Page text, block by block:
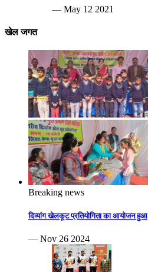
— May 12 2021
खेल जगत
Breaking news
दिव्यांग खेलकूट प्रतियोगिता का आयोजन हुआ
— Nov 26 2024